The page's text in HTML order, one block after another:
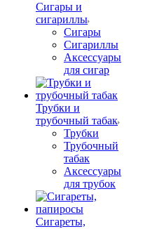
Сигары и
сигариллы
Сигары
Сигариллы
Аксессуары
для сигар
Трубки и
трубочный табак
Трубки
Трубочный
табак
Аксессуары
для трубок
Сигареты,